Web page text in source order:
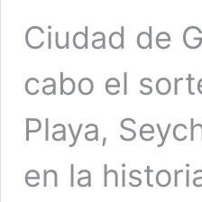
Ciudad de
cabo el
Playa,
en la